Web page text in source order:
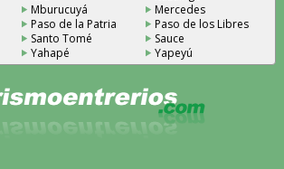
Mburucuyá
Mercedes
Paso de la Patria
Paso de los Libres
Santo Tomé
Sauce
Yahapé Yapeyú